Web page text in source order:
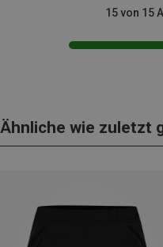
15 von 15
Ähnliche wie zuletzt